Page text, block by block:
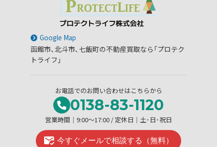
Google Map
函館市、北斗市、七飯町の不動産買取なら「プロテク
トライフ」
お電話でのお問い合わせはこちらから
0138-83-1120
営業時間│9:00～17:00 / 定休日│土･日･祝日
今すぐメールで相談する（無料）